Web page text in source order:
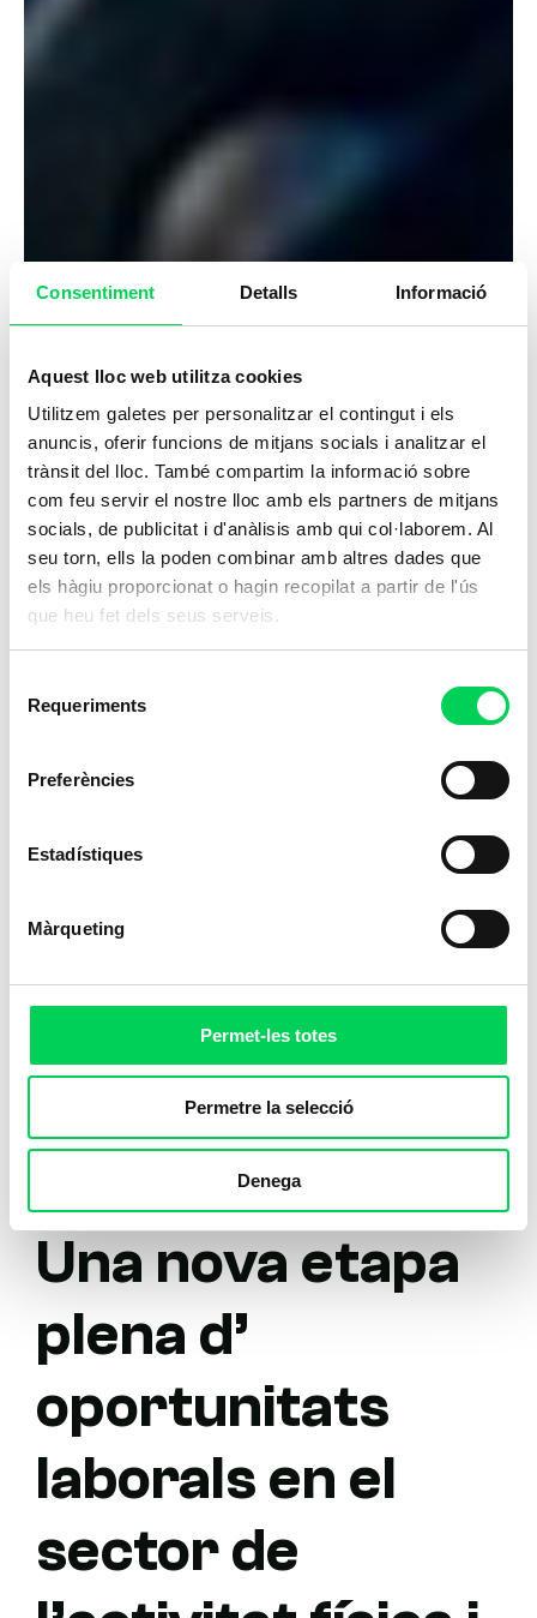
Consentiment Detalls Informació
Aquest lloc web utilitza cookies
Utilitzem galetes per personalitzar el contingut i els
anuncis, oferir funcions de mitjans socials i analitzar el
trànsit del lloc. També compartim la informació sobre
com feu servir el nostre lloc amb els partners de mitjans
socials, de publicitat i d'anàlisis amb qui col·laborem. Al
seu torn, ells la poden combinar amb altres dades que
els hàgiu proporcionat o hagin recopilat a partir de l'ús
que heu fet dels seus serveis.
Requeriments
Preferències
Estadístiques
Màrqueting
Permet-les totes
Permetre la selecció
Denega
Una nova etapa
plena d’
oportunitats
laborals en el
sector de